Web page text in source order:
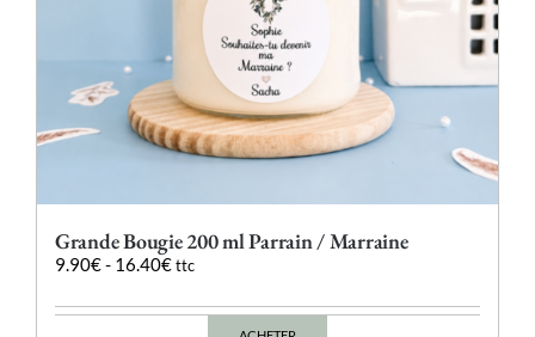
Grande Bougie 200 ml Parrain / Marraine
9.90€- 16.40€ ttc